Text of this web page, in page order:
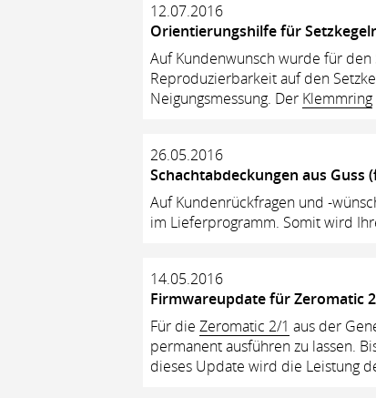
12.07.2016
Orientierungshilfe für
Auf Kundenwunsch wurde für
Reproduzierbarkeit auf den
Neigungsmessung. Der Klemmring
26.05.2016
Schachtabdeckungen aus Guss
Auf Kundenrückfragen und -
im Lieferprogramm. Somit wird
14.05.2016
Firmwareupdate für Zeromatic
Für die Zeromatic 2/1 aus der
permanent ausführen zu lassen.
dieses Update wird die Leistung